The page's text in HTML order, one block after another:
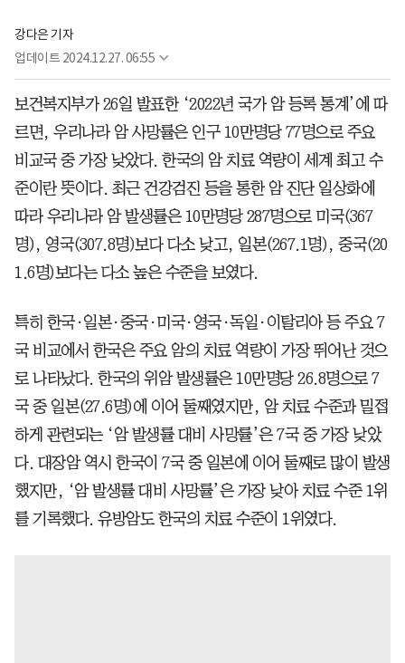
강다은 기자
업데이트 2024.12.27. 06:55
보건복지부가 26일 발표한 ‘2022년 국가 암 등록 통계’에 따
르면, 우리나라 암 사망률은 인구 10만명당 77명으로 주요
비교국 중 가장 낮았다. 한국의 암 치료 역량이 세계 최고 수
준이란 뜻이다. 최근 건강검진 등을 통한 암 진단 일상화에
따라 우리나라 암 발생률은 10만명당 287명으로 미국(367
명), 영국(307.8명)보다 다소 낮고, 일본(267.1명), 중국(20
1.6명)보다는 다소 높은 수준을 보였다.
특히 한국·일본·중국·미국·영국·독일·이탈리아 등 주요 7
국 비교에서 한국은 주요 암의 치료 역량이 가장 뛰어난 것으
로 나타났다. 한국의 위암 발생률은 10만명당 26.8명으로 7
국 중 일본(27.6명)에 이어 둘째였지만, 암 치료 수준과 밀접
하게 관련되는 ‘암 발생률 대비 사망률’은 7국 중 가장 낮았
다. 대장암 역시 한국이 7국 중 일본에 이어 둘째로 많이 발생
했지만, ‘암 발생률 대비 사망률’은 가장 낮아 치료 수준 1위
를 기록했다. 유방암도 한국의 치료 수준이 1위였다.